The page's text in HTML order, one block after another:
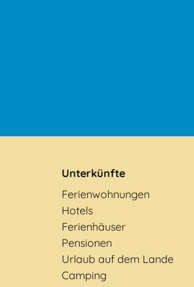
Unterkünfte
Ferienwohnungen
Hotels
Ferienhäuser
Pensionen
Urlaub auf dem Lande
Camping